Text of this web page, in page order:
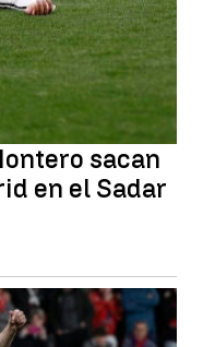
sacan
en el Sadar